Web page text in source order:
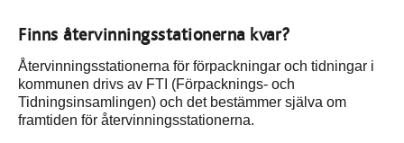
Finns återvinningsstationerna kvar?
Återvinningsstationerna för förpackningar och tidningar i
kommunen drivs av FTI (Förpacknings- och
Tidningsinsamlingen) och det bestämmer själva om
framtiden för återvinningsstationerna.